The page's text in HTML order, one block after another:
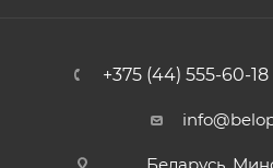
+375 (44) 555-60-18